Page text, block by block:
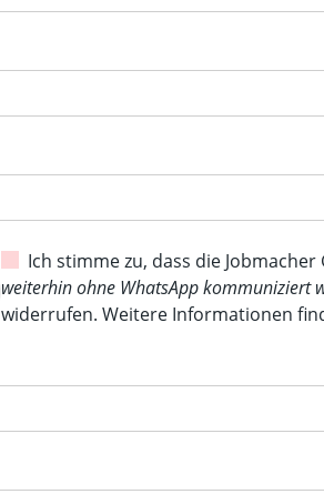
Ich stimme zu, dass die
weiterhin ohne WhatsApp kommuniziert
widerrufen. Weitere Informationen